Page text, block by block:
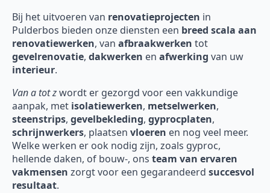
Bij het uitvoeren van renovatieprojecten in
Pulderbos bieden onze diensten een breed scala aan
renovatiewerken, van afbraakwerken tot
gevelrenovatie, dakwerken en afwerking van uw
interieur.
Van a tot zwordt er gezorgd voor een vakkundige
aanpak, met isolatiewerken, metselwerken,
steenstrips, gevelbekleding, gyprocplaten,
schrijnwerkers, plaatsen vloeren en nog veel meer.
Welke werken er ook nodig zijn, zoals gyproc,
hellende daken, of bouw-, ons team van ervaren
vakmensen zorgt voor een gegarandeerd succesvol
resultaat.